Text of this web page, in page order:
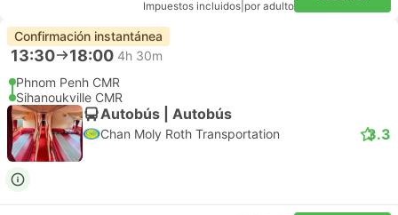
Impuestos incluidos por adulto
Confirmación instantánea
13:30 18:00 4h 30m
Phnom Penh CMR
Sihanoukville CMR
Autobús | Autobús
Chan Moly Roth Transportation 3.3